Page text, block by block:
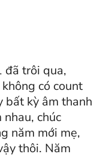
đã trôi qua,
có count
bất kỳ âm thanh
chúc
năm mới mẹ,
thôi. Năm